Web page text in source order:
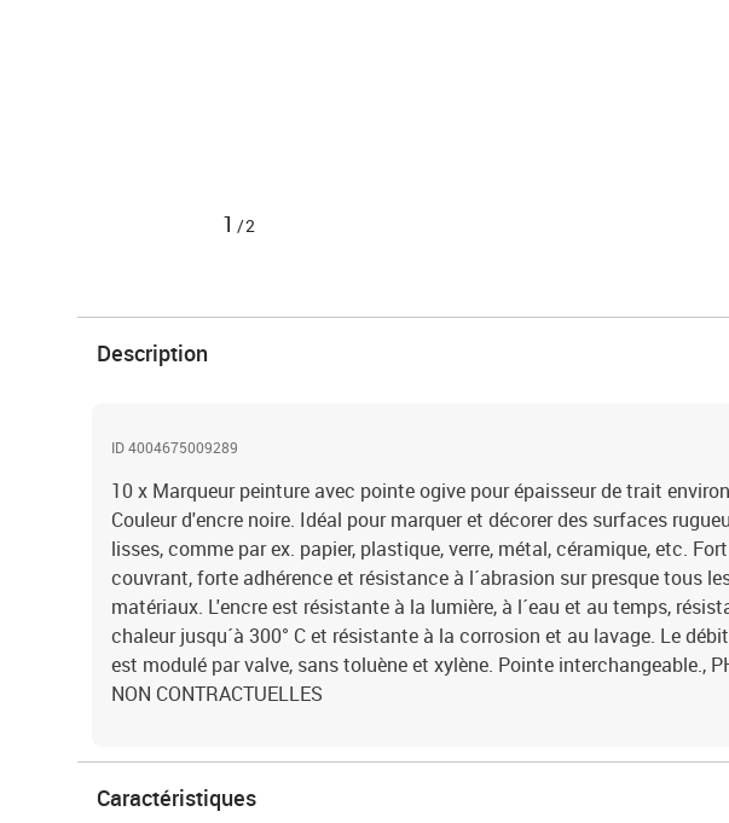
1 /2
Description
ID 4004675009289
10 x Marqueur peinture avec pointe ogive pour épaisseur de trait
Couleur d'encre noire. Idéal pour marquer et décorer des surfaces
lisses, comme par ex. papier, plastique, verre, métal, céramique, etc.
couvrant, forte adhérence et résistance à l´abrasion sur presque tous
matériaux. L'encre est résistante à la lumière, à l´eau et au temps,
chaleur jusqu´à 300° C et résistante à la corrosion et au lavage. Le
est modulé par valve, sans toluène et xylène. Pointe interchangeable.,
NON CONTRACTUELLES
Caractéristiques